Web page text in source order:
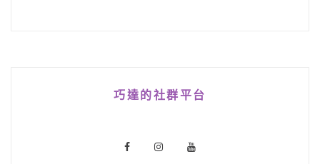
巧達的社群平台